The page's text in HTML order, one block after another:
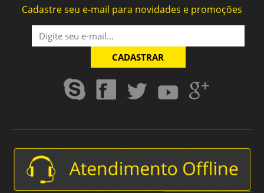
Cadastre seu e-mail para novidades e promoções